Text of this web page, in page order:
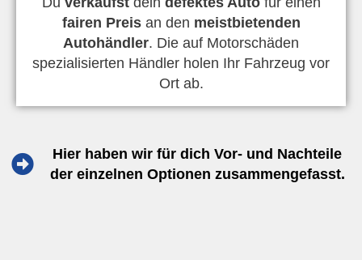
fairen Preisan den meistbietenden
Autohändler. Die auf Motorschäden
spezialisierten Händler holen Ihr Fahrzeug vor
Ort ab.
Hier haben wir für dich Vor- und Nachteile
der einzelnen Optionen zusammengefasst.